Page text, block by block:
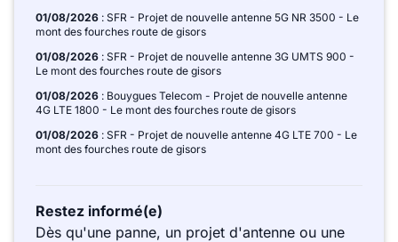
01/08/2026 : SFR - Projet de nouvelle antenne 5G NR 3500 - Le
mont des fourches route de gisors
01/08/2026 : SFR - Projet de nouvelle antenne 3G UMTS 900 -
Le mont des fourches route de gisors
01/08/2026 : Bouygues Telecom - Projet de nouvelle antenne
4G LTE 1800 - Le mont des fourches route de gisors
01/08/2026 : SFR - Projet de nouvelle antenne 4G LTE 700 - Le
mont des fourches route de gisors
Restez informé(e)
Dès qu'une panne, un projet d'antenne ou une